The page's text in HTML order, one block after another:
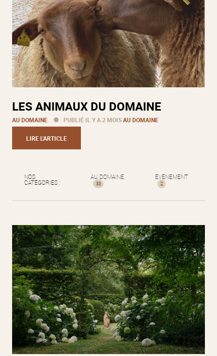
LES ANIMAUX DU DOMAINE
AU DOMAINE PUBLIÉ IL Y A 2 MOISAU DOMAINE
LIRE L'ARTICLE
NOS
CATÉGORIES :
AU DOMAINE
33
ÉVÈNEMENT
2